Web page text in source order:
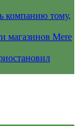
компанию тому,
магазинов Mere